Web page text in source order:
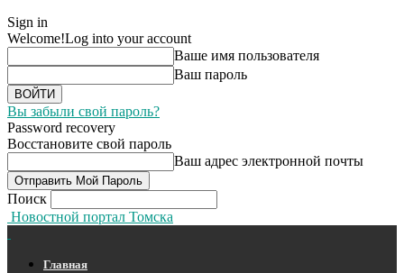
Sign in
Welcome!Log into your account
Ваше имя пользователя
Ваш пароль
Вы забыли свой пароль?
Password recovery
Восстановите свой пароль
Ваш адрес электронной почты
Поиск
Новостной портал Томска
Главная